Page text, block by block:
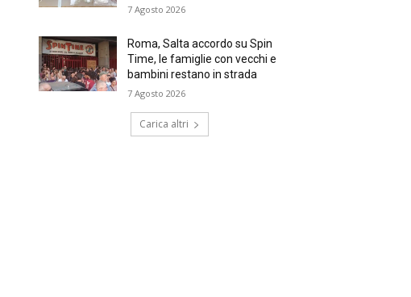
7 Agosto 2026
Roma, Salta accordo su Spin
Time, le famiglie con vecchi e
bambini restano in strada
7 Agosto 2026
Carica altri